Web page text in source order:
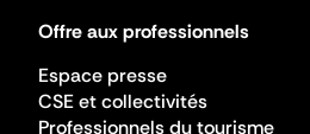
Offre aux professionnels
Espace presse
CSE et collectivités
Professionnels du tourisme